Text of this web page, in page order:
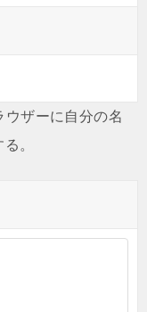
ウザーに自分の名
。